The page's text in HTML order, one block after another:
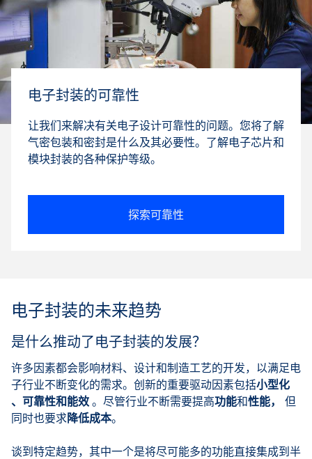
电子封装的可靠性
让我们来解决有关电子设计可靠性的问题。您将了解
气密包装和密封是什么及其必要性。了解电子芯片和
模块封装的各种保护等级。
探索可靠性
电子封装的未来趋势
是什么推动了电子封装的发展？
许多因素都会影响材料、设计和制造工艺的开发，以满足电
子行业不断变化的需求。创新的重要驱动因素包括小型化
、可靠性和能效 。尽管行业不断需要提高功能和性能，
但
同时也要求降低成本。
谈到特定趋势，其中一个是将尽可能多的功能直接集成到半